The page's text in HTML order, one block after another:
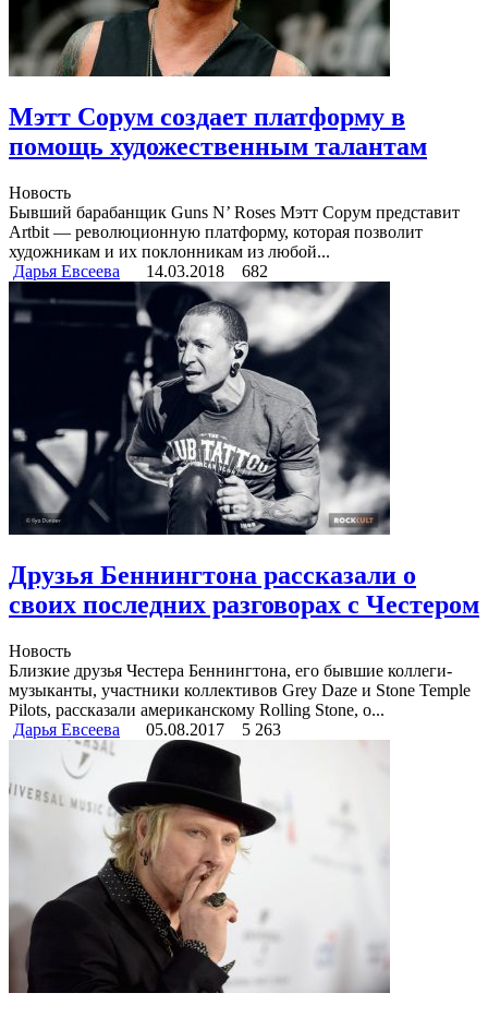
Мэтт Сорум создает платформу в
помощь художественным талантам
Новость
Бывший барабанщик Guns N’ Roses Мэтт Сорум представит
Artbit — революционную платформу, которая позволит
художникам и их поклонникам из любой...
Дарья Евсеева
14.03.2018 682
Друзья Беннингтона рассказали о
своих последних разговорах с Честером
Новость
Близкие друзья Честера Беннингтона, его бывшие коллеги-
музыканты, участники коллективов Grey Daze и Stone Temple
Pilots, рассказали американскому Rolling Stone, о...
Дарья Евсеева
05.08.2017 5 263